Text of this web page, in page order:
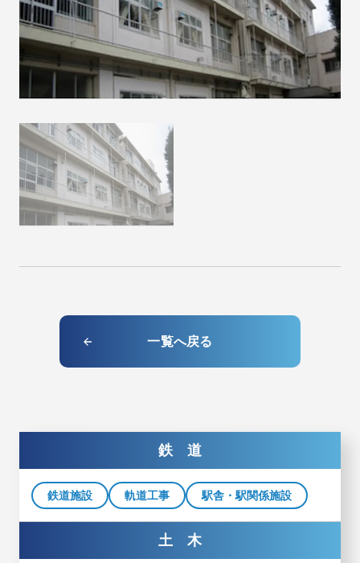
一覧へ戻る
鉄 道
鉄道施設 軌道工事 駅舎・駅関係施設
土 木